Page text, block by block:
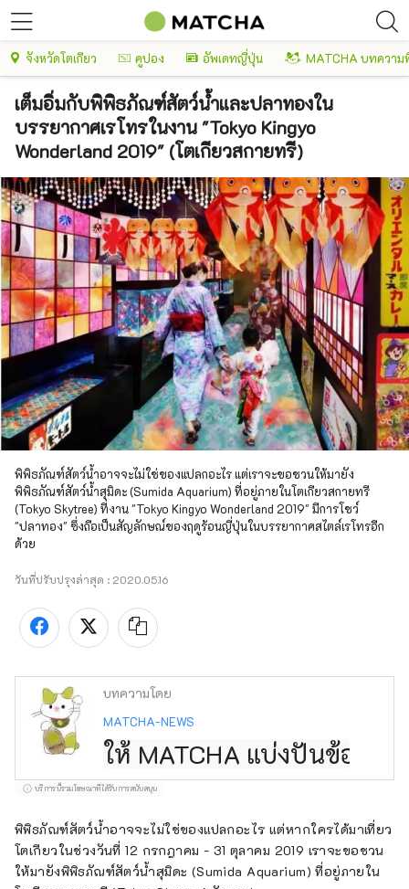
จังหวัดโตเกียว คูปอง อัพเดทญี่ปุ่น MATCHA บทความ
เต็มอิ่มกับพิพิธภัณฑ์สัตว์น้ำและปลาทองใน
บรรยากาศเรโทรในงาน "Tokyo Kingyo
Wonderland 2019" (โตเกียวสกายทรี)
พิพิธภัณฑ์สัตว์น้ำอาจจะไม่ใช่ของแปลกอะไร แต่เราจะขอชวนให้มายัง
พิพิธภัณฑ์สัตว์น้ำสุมิดะ (Sumida Aquarium) ที่อยู่ภายในโตเกียวสกายทรี
(Tokyo Skytree) ที่งาน "Tokyo Kingyo Wonderland 2019" มีการโชว์
"ปลาทอง" ซึ่งถือเป็นสัญลักษณ์ของฤดูร้อนญี่ปุ่นในบรรยากาศสไตล์เรโทรอีก
ด้วย
วันที่ปรับปรุงล่าสุด : 2020.05.16
บทความโดย
MATCHA-NEWS
ให้ MATCHA แบ่งปันข้อมู
บริการนี้รวมโฆษณาที่ได้รับการสนับสนุน
พิพิธภัณฑ์สัตว์น้ำอาจจะไม่ใช่ของแปลกอะไร แต่หากใครได้มาเที่ยว
โตเกียวในช่วงวันที่ 12 กรกฎาคม - 31 ตุลาคม 2019 เราจะขอชวน
ให้มายังพิพิธภัณฑ์สัตว์น้ำสุมิดะ (Sumida Aquarium) ที่อยู่ภายใน